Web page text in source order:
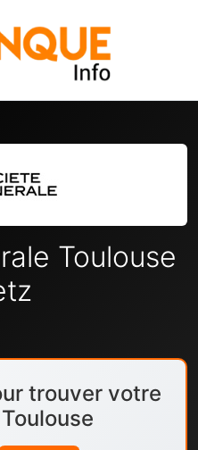
Toulouse
trouver votre